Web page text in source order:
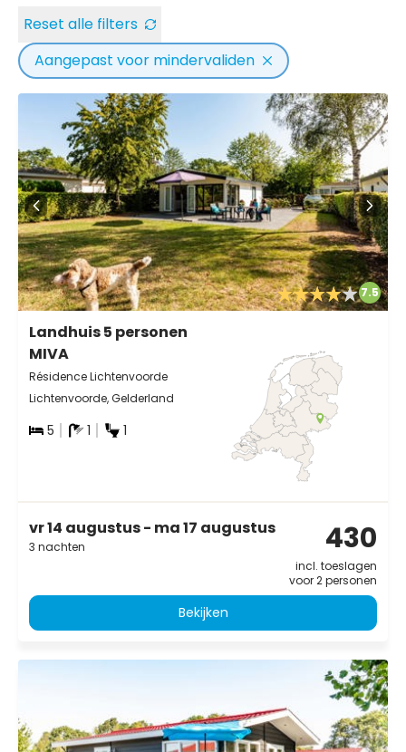
Reset alle filters
Aangepast voor mindervaliden
7.5
Landhuis 5 personen
MIVA
Résidence Lichtenvoorde
Lichtenvoorde, Gelderland
5 1 1
vr 14 augustus - ma 17 augustus
3 nachten 430
incl. toeslagen
voor 2 personen
Bekijken